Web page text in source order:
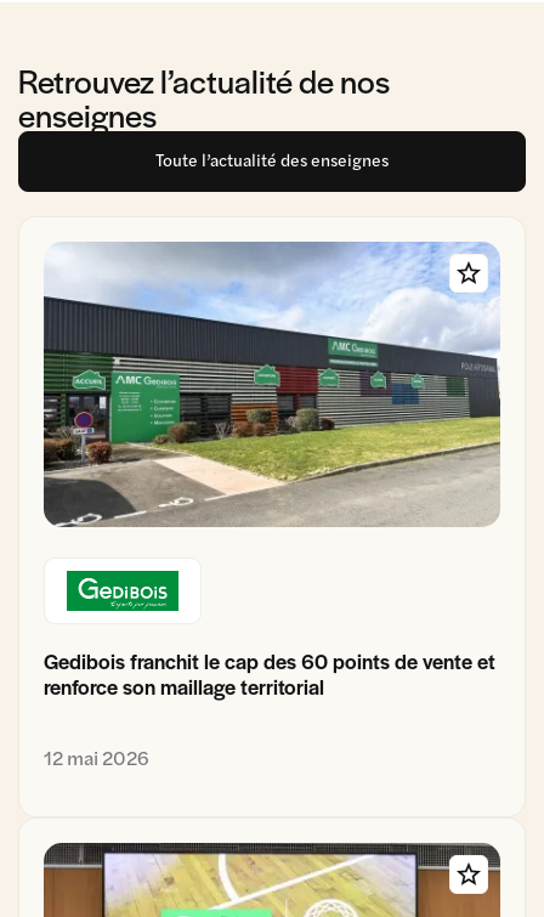
Retrouvez l’actualité de nos
enseignes
Toute l’actualité des enseignes
Gedibois franchit le cap des 60 points de vente et
renforce son maillage territorial
12 mai 2026